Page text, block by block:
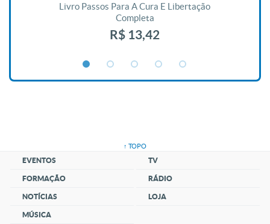
Livro Passos Para A Cura E Libertação
Completa
R$ 13,42
↑ TOPO
EVENTOS
FORMAÇÃO
NOTÍCIAS
MÚSICA
TV
RÁDIO
LOJA